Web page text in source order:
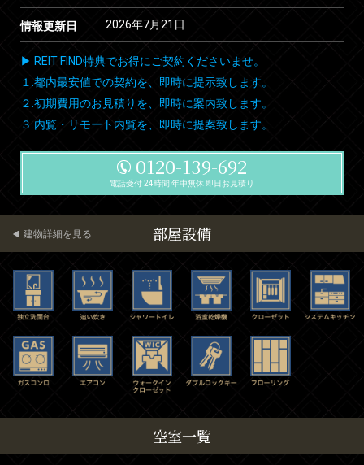
情報更新日 2026年7月21日
▶ REIT FIND特典でお得にご契約くださいませ。
１.都内最安値での契約を、即時に提示致します。
２.初期費用のお見積りを、即時に案内致します。
３.内覧・リモート内覧を、即時に提案致します。
0120-139-692
電話受付 24時間 年中無休 即日お見積り
部屋設備
建物詳細を見る
空室一覧